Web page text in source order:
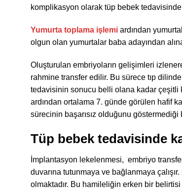
komplikasyon olarak tüp bebek
Yumurta toplama işlemi ardından
olgun olan yumurtalar baba adayından
Oluşturulan embriyoların gelişimleri
rahmine transfer edilir. Bu sürece tıp
tedavisinin sonucu belli olana kadar
ardından ortalama 7. günde görülen hafif
sürecinin başarısız olduğunu göstermediği
Tüp bebek tedavisinde
İmplantasyon lekelenmesi, embriyo
duvarına tutunmaya ve bağlanmaya
olmaktadır. Bu hamileliğin erken bir